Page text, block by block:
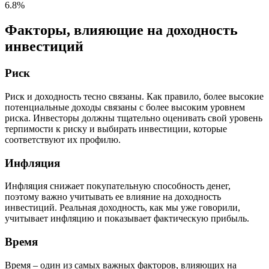
6.8%
Факторы, влияющие на доходность
инвестиций
Риск
Риск и доходность тесно связаны. Как правило, более высокие
потенциальные доходы связаны с более высоким уровнем
риска. Инвесторы должны тщательно оценивать свой уровень
терпимости к риску и выбирать инвестиции, которые
соответствуют их профилю.
Инфляция
Инфляция снижает покупательную способность денег,
поэтому важно учитывать ее влияние на доходность
инвестиций. Реальная доходность, как мы уже говорили,
учитывает инфляцию и показывает фактическую прибыль.
Время
Время – один из самых важных факторов, влияющих на